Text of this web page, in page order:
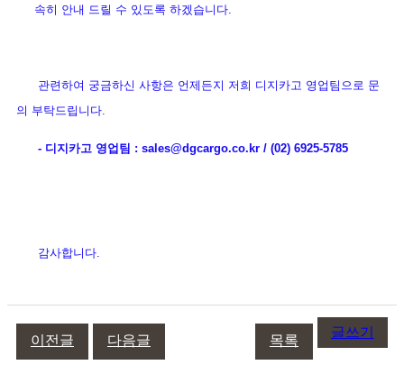
속히 안내 드릴 수 있도록 하겠습니다.
관련하여 궁금하신 사항은 언제든지 저희 디지카고 영업팀으로 문
의 부탁드립니다.
- 디지카고 영업팀 : sales@dgcargo.co.kr / (02) 6925-5785
감사합니다.
이전글 다음글 목록
글쓰기